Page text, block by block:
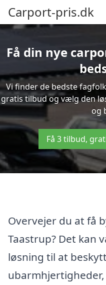
Carport-pris.dk
Få din nye
Vi finder de bedste
gratis tilbud og vælg den
og
Få 3 tilbud,
Overvejer du at få
Taastrup? Det kan
løsning til at